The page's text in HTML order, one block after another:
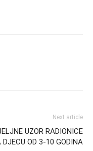
Next article
UZOR RADIONICE
DJECU OD 3-10 GODINA